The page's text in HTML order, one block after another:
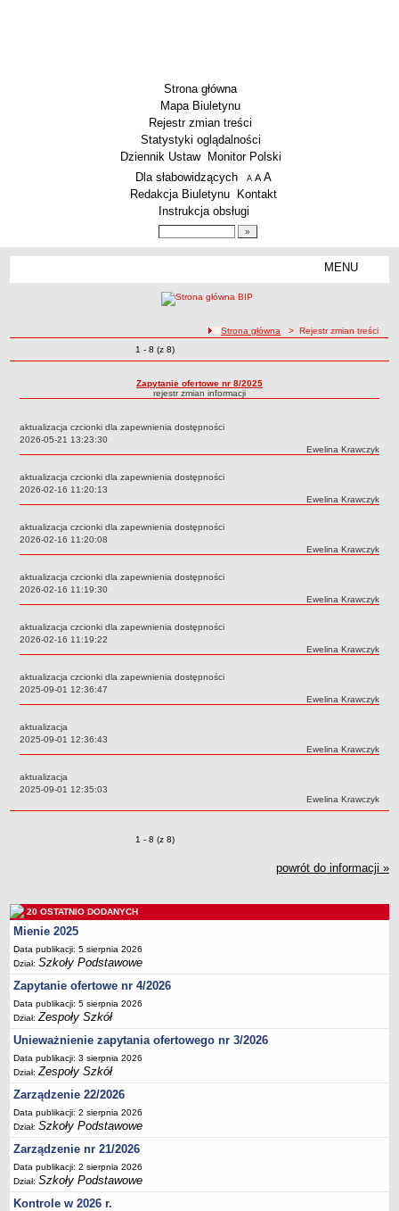
Strona główna
Mapa Biuletynu
Rejestr zmian treści
Statystyki oglądalności
Dziennik Ustaw
Monitor Polski
Menu dodatkowe
Dla słabowidzących A pomniejsz czcionkę
A standardowy rozmiar czcionki
A
Redakcja Biuletynu
Kontakt
Instrukcja obsługi
MENU
Techniczne Zakłady Naukowe
PRZEDSZKOLA
ARCHIWUM SZKÓŁ I PLACÓWEK
Zlikwidowane gimnazja
Przekształcone szkoły i placówki
Wielofunkcyjna Placówka
SPECJALNE OŚRODKI SZKOLNO-WYCHOWAWCZE
Specjalny Ośrodek nr 1
BURSA MIEJSKA
Dane podstawowe
Statut
Majątek
Godziny dyżurów
Zarządzenia
Kontrole
Sprawozdania
Deklaracja dostępności
PORADNIE PSYCHOLOGICZNO-PEDAGOGICZNE
Statut
Godziny dyżurów
Ogłoszenia
Zarządzenia
Rejestry, ewidencje, archiwa
Kontrole
PONOWNE WYKORZYSTYWANIE
Sprawozdania
Deklaracja dostępności
DEKLARACJA DOSTĘPNOŚCI
OŚWIADCZENIA MAJĄTKOWE
PONOWNE WYKORZYSTYWANIE
UDOSTĘPNIANIE INFORMACJI PUBLICZNEJ
ścieżka nawigacji
Strona główna > Rejestr zmian treści
Zmiany o pozycjach
1 - 8 (z 8)
Zapytanie ofertowe nr 8/2025
rejestr zmian informacji
aktualizacja czcionki dla zapewnienia dostępności
Data:
2026-05-21 13:23:30
Autor:
Ewelina Krawczyk
aktualizacja czcionki dla zapewnienia dostępności
Data:
2026-02-16 11:20:13
Autor:
Ewelina Krawczyk
aktualizacja czcionki dla zapewnienia dostępności
Data:
2026-02-16 11:20:08
Autor:
Ewelina Krawczyk
aktualizacja czcionki dla zapewnienia dostępności
Data:
2026-02-16 11:19:30
Autor:
Ewelina Krawczyk
aktualizacja czcionki dla zapewnienia dostępności
Data:
2026-02-16 11:19:22
Autor:
Ewelina Krawczyk
aktualizacja czcionki dla zapewnienia dostępności
Data:
2025-09-01 12:36:47
Autor:
Ewelina Krawczyk
aktualizacja
Data:
2025-09-01 12:36:43
Autor:
Ewelina Krawczyk
aktualizacja
Data:
2025-09-01 12:35:03
Autor:
Ewelina Krawczyk
Zmiany o pozycjach
1 - 8 (z 8)
powrót do informacji »
20 OSTATNIO DODANYCH
Mienie 2025
Data publikacji: 5 sierpnia 2026
Dział:Szkoły Podstawowe
Zapytanie ofertowe nr 4/2026
Data publikacji: 5 sierpnia 2026
Dział:Zespoły Szkół
Unieważnienie zapytania ofertowego nr 3/2026
Data publikacji: 3 sierpnia 2026
Dział:Zespoły Szkół
Zarządzenie 22/2026
Data publikacji: 2 sierpnia 2026
Dział:Szkoły Podstawowe
Zarządzenie nr 21/2026
Data publikacji: 2 sierpnia 2026
Dział:Szkoły Podstawowe
Kontrole w 2026 r.